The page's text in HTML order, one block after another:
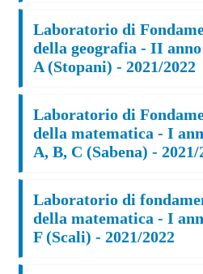
Laboratorio di
della geografia - II
A (Stopani) - 2021/2022
Laboratorio di
della matematica - I
A, B, C (Sabena) - 2021/
Laboratorio di
della matematica - I
F (Scali) - 2021/2022